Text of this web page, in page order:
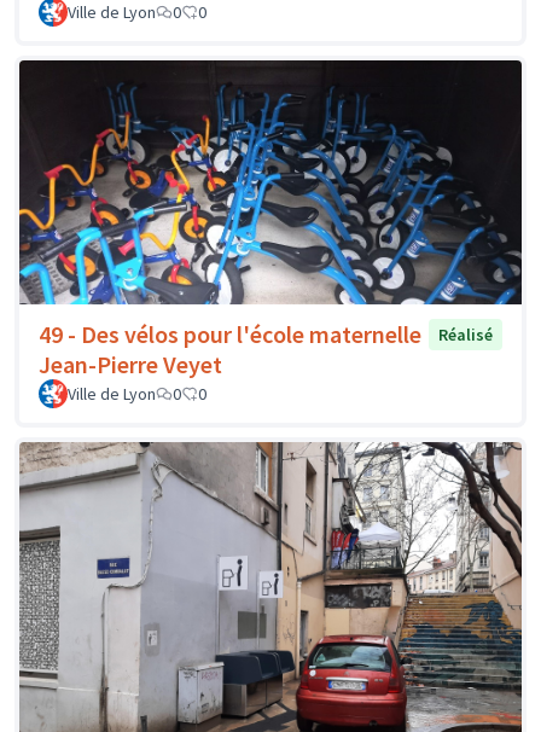
Ville de Lyon
0 0
49 - Des vélos pour l'école maternelle
Jean-Pierre Veyet
Réalisé
Ville de Lyon 0 0